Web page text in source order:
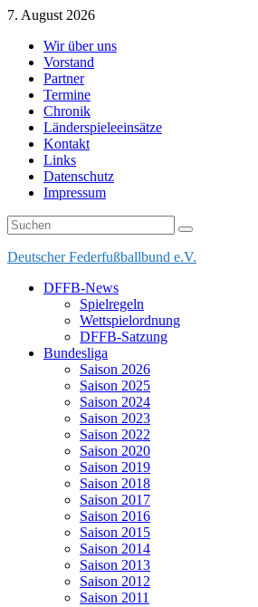
Skip
content
7. August 2026
Wir über uns
Vorstand
Partner
Termine
Chronik
Länderspieleeinsätze
Kontakt
Links
Datenschutz
Impressum
Deutscher Federfußballbund e.V.
DFFB-News
Spielregeln
Wettspielordnung
DFFB-Satzung
Bundesliga
Saison 2026
Saison 2025
Saison 2024
Saison 2023
Saison 2022
Saison 2020
Saison 2019
Saison 2018
Saison 2017
Saison 2016
Saison 2015
Saison 2014
Saison 2013
Saison 2012
Saison 2011